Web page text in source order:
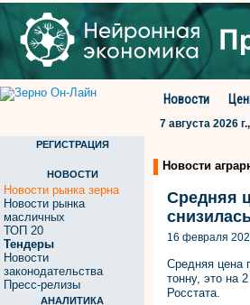
Новости
7 августа 2026
РЕГИСТРАЦИЯ
НОВОСТИ
Новости рынка зерна
Новости рынка
масличных
ТОП 20
Тендеры
Новости
законодательства
Пресс-релизы
АНАЛИТИКА
Новости
Средняя
16 февраля
Средняя цена
тонну, это на
Росстата.